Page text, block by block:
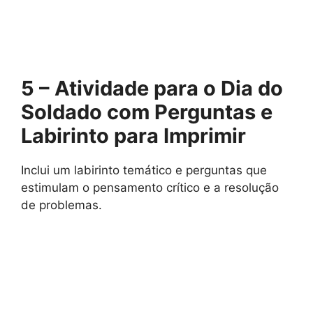
5 – Atividade para o Dia do
Soldado com Perguntas e
Labirinto para Imprimir
Inclui um labirinto temático e perguntas que
estimulam o pensamento crítico e a resolução
de problemas.